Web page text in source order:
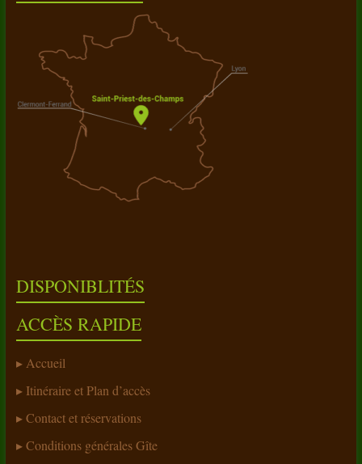
DISPONIBLITÉS
ACCÈS RAPIDE
Accueil
Itinéraire et Plan d’accès
Contact et réservations
Conditions générales Gîte